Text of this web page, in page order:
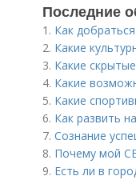
Последние
1. Как
2. Какие
3. Какие
4. Какие
5. Какие
6. Как развить
7. Сознание
8. Почему мой
9. Есть ли в